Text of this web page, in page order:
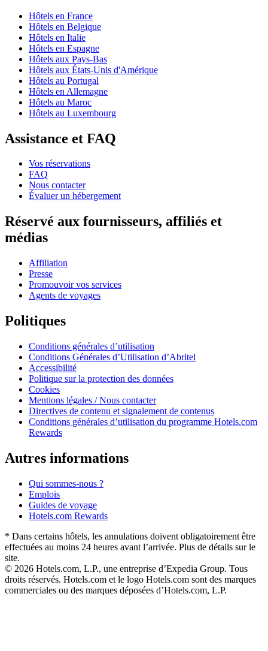
Hôtels en France
Hôtels en Belgique
Hôtels en Italie
Hôtels en Espagne
Hôtels aux Pays-Bas
Hôtels aux États-Unis d'Amérique
Hôtels au Portugal
Hôtels en Allemagne
Hôtels au Maroc
Hôtels au Luxembourg
Assistance et FAQ
Vos réservations
FAQ
Nous contacter
Évaluer un hébergement
Réservé aux fournisseurs, affiliés et
médias
Affiliation
Presse
Promouvoir vos services
Agents de voyages
Politiques
Conditions générales d’utilisation
Conditions Générales d’Utilisation d’Abritel
Accessibilité
Politique sur la protection des données
Cookies
Mentions légales / Nous contacter
Directives de contenu et signalement de contenus
Conditions générales d’utilisation du programme Hotels.com
Rewards
Autres informations
Qui sommes-nous ?
Emplois
Guides de voyage
Hotels.com Rewards
* Dans certains hôtels, les annulations doivent obligatoirement être
effectuées au moins 24 heures avant l’arrivée. Plus de détails sur le
site.
© 2026 Hotels.com, L.P., une entreprise d’Expedia Group. Tous
droits réservés. Hotels.com et le logo Hotels.com sont des marques
commerciales ou des marques déposées d’Hotels.com, L.P.